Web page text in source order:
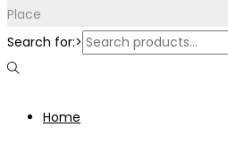
Place
Search for:>
Home